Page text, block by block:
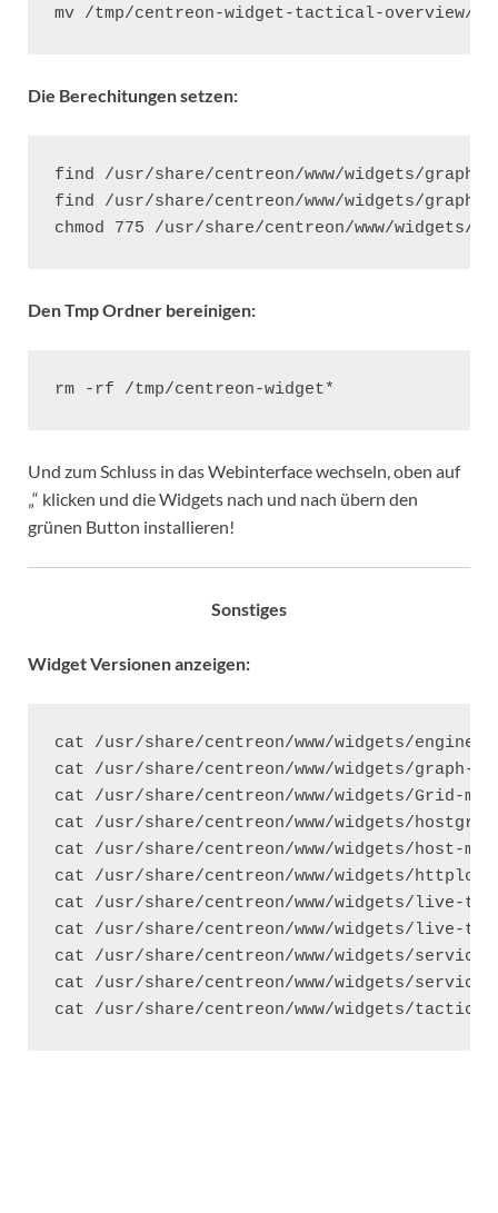
mv /tmp/centreon-widget-tactical-overview/
Die Berechitungen setzen:
find /usr/share/centreon/www/widgets/
find /usr/share/centreon/www/widgets/
chmod 775 /usr/share/centreon/www/widgets/
Den Tmp Ordner bereinigen:
rm -rf /tmp/centreon-widget*
Und zum Schluss in das Webinterface wechseln, oben auf
„“ klicken und die Widgets nach und nach übern den
grünen Button installieren!
Sonstiges
Widget Versionen anzeigen:
cat /usr/share/centreon/www/widgets/
cat /usr/share/centreon/www/widgets/graph-
cat /usr/share/centreon/www/widgets/Grid-
cat /usr/share/centreon/www/widgets/
cat /usr/share/centreon/www/widgets/host-
cat /usr/share/centreon/www/widgets/
cat /usr/share/centreon/www/widgets/live-
cat /usr/share/centreon/www/widgets/live-
cat /usr/share/centreon/www/widgets/
cat /usr/share/centreon/www/widgets/
cat /usr/share/centreon/www/widgets/